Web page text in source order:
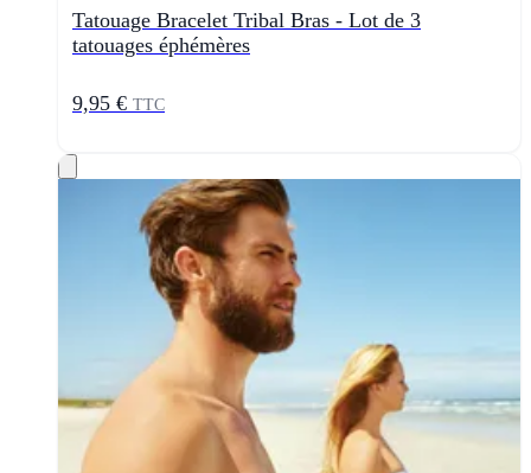
Tatouage Bracelet Tribal Bras - Lot de 3
tatouages éphémères
9,95 € TTC